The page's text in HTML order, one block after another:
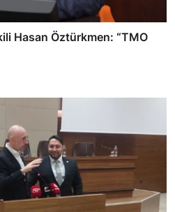
Hasan Öztürkmen: “TMO